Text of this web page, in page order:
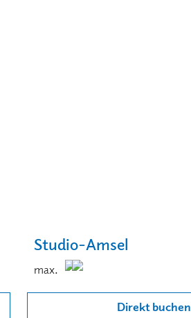
Studio-Amsel
max.
Direkt buchen